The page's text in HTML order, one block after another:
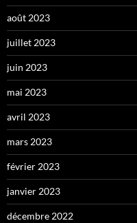
août 2023
juillet 2023
juin 2023
mai 2023
avril 2023
mars 2023
février 2023
janvier 2023
décembre 2022